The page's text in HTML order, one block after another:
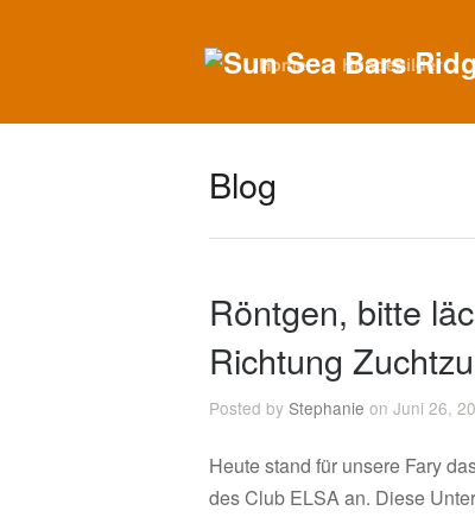
Home Hundebilder
Blog
Röntgen, bitte
Richtung
Posted by Stephanie on Juni 26,
Heute stand für unsere Fary
des Club ELSA an. Diese